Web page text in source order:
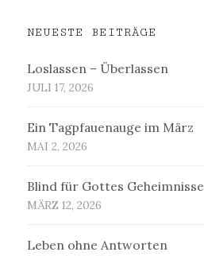
NEUESTE BEITRÄGE
Loslassen – Überlassen
JULI 17, 2026
Ein Tagpfauenauge im März
MAI 2, 2026
Blind für Gottes Geheimnisse
MÄRZ 12, 2026
Leben ohne Antworten